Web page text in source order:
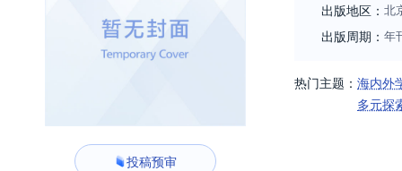
投稿预审
出版地区： 北
出版周期： 年
热门主题： 海内外
多元探